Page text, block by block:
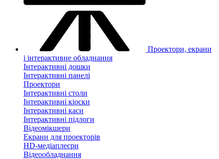
Проектори, екрани
і інтерактивне обладнання
Інтерактивні дошки
Інтерактивні панелі
Проектори
Інтерактивні столи
Інтерактивні кіоски
Інтерактивні каси
Інтерактивні підлоги
Відеомікшери
Екрани для проекторів
HD-медіаплеєри
Відеообладнання